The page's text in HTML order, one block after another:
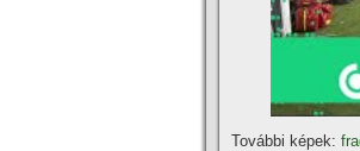
További képek: